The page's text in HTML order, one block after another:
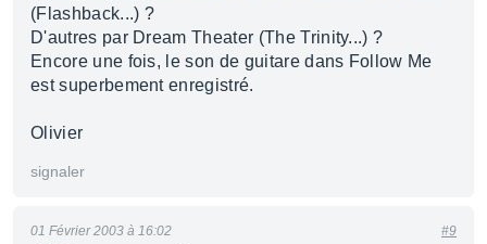
(Flashback...) ?
D'autres par Dream Theater (The Trinity...) ?
Encore une fois, le son de guitare dans Follow Me
est superbement enregistré.
Olivier
signaler
01 Février 2003 à 16:02 #9